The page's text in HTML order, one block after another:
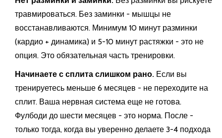
травмироваться. Без заминки - мышцы не
восстанавливаются. Минимум 10 минут разминки
(кардио + динамика) и 5-10 минут растяжки - это не
опция. Это обязательная часть тренировки.
Начинаете с сплита слишком рано. Если вы
тренируетесь меньше 6 месяцев - не переходите на
сплит. Ваша нервная система еще не готова.
Фулбоди до шести месяцев - это норма. После -
только тогда, когда вы уверенно делаете 3-4 подхода